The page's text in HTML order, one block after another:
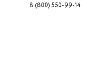
8 (800) 550-99-14